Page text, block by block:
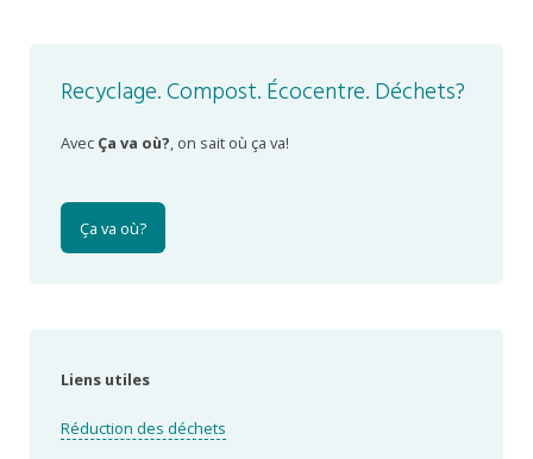
Recyclage. Compost. Écocentre. Déchets?
Avec Ça va où? , on sait où ça va!
Ça va où?
Liens utiles
Réduction des déchets